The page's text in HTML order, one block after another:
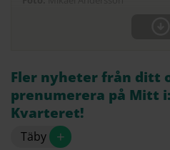
Fler nyheter från ditt
prenumerera på Mitt
Kvarteret!
Täby +